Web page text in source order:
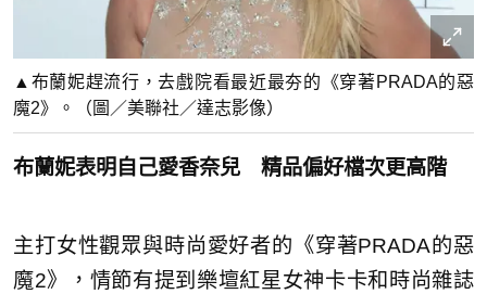
▲布蘭妮趕流行，去戲院看最近最夯的《穿著PRADA的惡
魔2》。（圖／美聯社／達志影像）
布蘭妮表明自己愛香奈兒 精品偏好檔次更高階
主打女性觀眾與時尚愛好者的《穿著PRADA的惡
魔2》，情節有提到樂壇紅星女神卡卡和時尚雜誌